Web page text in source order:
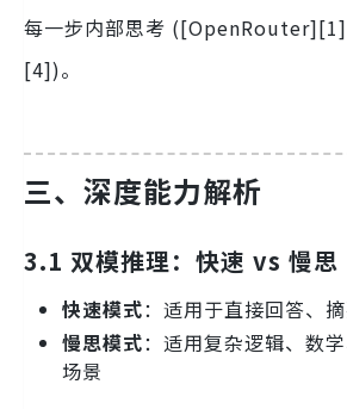
每一步内部思考
[4])。
三、深度能力解析
3.1 双模推理：快速 vs 慢思
快速模式：适用于直接回答、
慢思模式：适用复杂逻辑、数
场景